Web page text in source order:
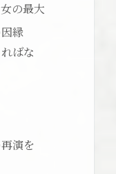
の最大
縁
ばな
演を